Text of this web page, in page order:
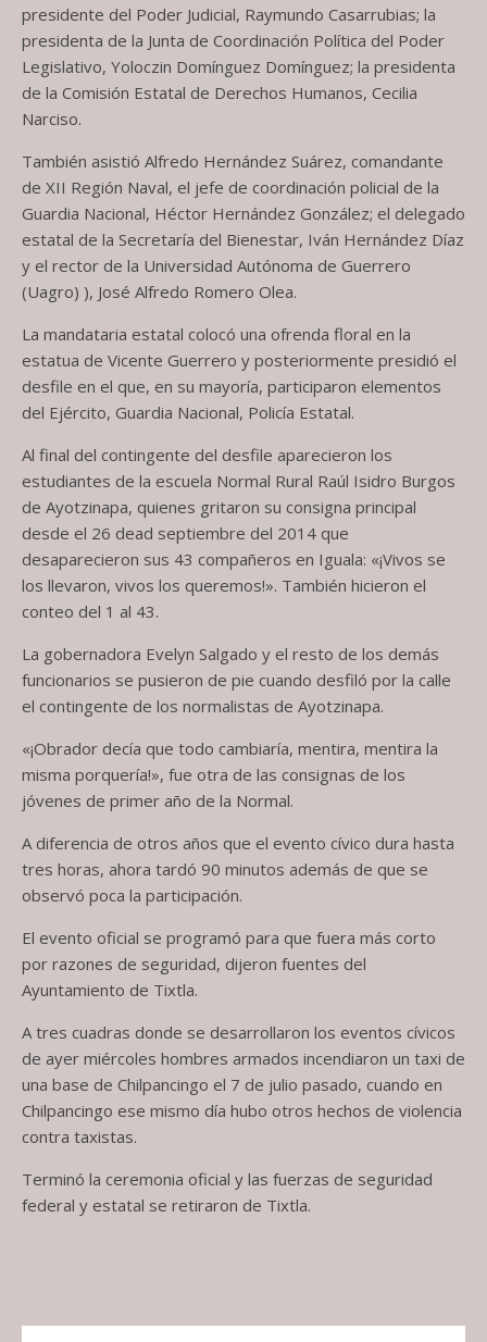
presidente del Poder Judicial, Raymundo Casarrubias; la
presidenta de la Junta de Coordinación Política del Poder
Legislativo, Yoloczin Domínguez Domínguez; la presidenta
de la Comisión Estatal de Derechos Humanos, Cecilia
Narciso.
También asistió Alfredo Hernández Suárez, comandante
de XII Región Naval, el jefe de coordinación policial de la
Guardia Nacional, Héctor Hernández González; el delegado
estatal de la Secretaría del Bienestar, Iván Hernández Díaz
y el rector de la Universidad Autónoma de Guerrero
(Uagro) ), José Alfredo Romero Olea.
La mandataria estatal colocó una ofrenda floral en la
estatua de Vicente Guerrero y posteriormente presidió el
desfile en el que, en su mayoría, participaron elementos
del Ejército, Guardia Nacional, Policía Estatal.
Al final del contingente del desfile aparecieron los
estudiantes de la escuela Normal Rural Raúl Isidro Burgos
de Ayotzinapa, quienes gritaron su consigna principal
desde el 26 dead septiembre del 2014 que
desaparecieron sus 43 compañeros en Iguala: «¡Vivos se
los llevaron, vivos los queremos!». También hicieron el
conteo del 1 al 43.
La gobernadora Evelyn Salgado y el resto de los demás
funcionarios se pusieron de pie cuando desfiló por la calle
el contingente de los normalistas de Ayotzinapa.
«¡Obrador decía que todo cambiaría, mentira, mentira la
misma porquería!», fue otra de las consignas de los
jóvenes de primer año de la Normal.
A diferencia de otros años que el evento cívico dura hasta
tres horas, ahora tardó 90 minutos además de que se
observó poca la participación.
El evento oficial se programó para que fuera más corto
por razones de seguridad, dijeron fuentes del
Ayuntamiento de Tixtla.
A tres cuadras donde se desarrollaron los eventos cívicos
de ayer miércoles hombres armados incendiaron un taxi de
una base de Chilpancingo el 7 de julio pasado, cuando en
Chilpancingo ese mismo día hubo otros hechos de violencia
contra taxistas.
Terminó la ceremonia oficial y las fuerzas de seguridad
federal y estatal se retiraron de Tixtla.